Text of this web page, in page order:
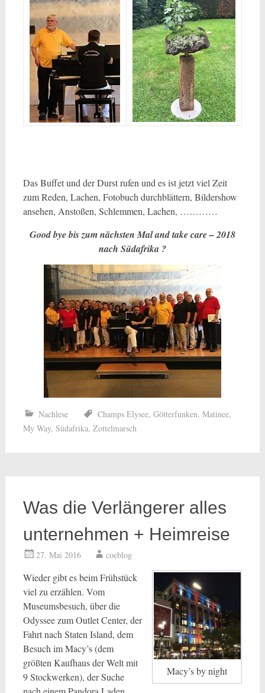
Das Buffet und der Durst rufen und es ist jetzt viel Zeit
zum Reden, Lachen, Fotobuch durchblättern, Bildershow
ansehen, Anstoßen, Schlemmen, Lachen, …………
Good bye bis zum nächsten Mal and take care – 2018
nach Südafrika ?
Nachlese Champs Elysee, Götterfunken, Matinee,
My Way, Südafrika, Zottelmarsch
Was die Verlängerer alles
unternehmen + Heimreise
27. Mai 2016 coeblog
Macy’s by night
Wieder gibt es beim Frühstück
viel zu erzählen. Vom
Museumsbesuch, über die
Odyssee zum Outlet Center, der
Fahrt nach Staten Island, dem
Besuch im Macy’s (dem
größten Kaufhaus der Welt mit
9 Stockwerken), der Suche